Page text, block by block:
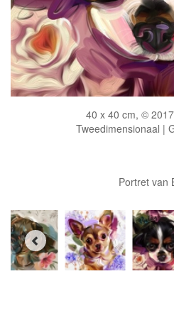
40 x 40 cm, ©
Tweedimensionaal |
Portret van